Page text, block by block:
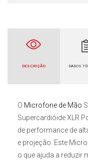
DESCRIÇÃO DADOS
O Microfone de Mão
Supercardióide XLR
de performance de
e projeção. Este
o que ajuda a reduzir